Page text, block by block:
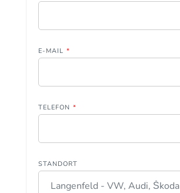
E-MAIL *
TELEFON *
STANDORT
Langenfeld - VW, Audi, Škoda